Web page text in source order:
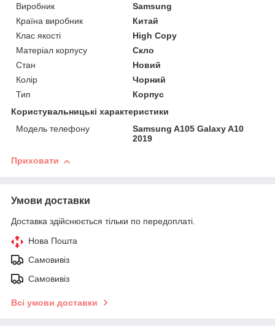
Виробник
Samsung
Країна виробник
Китай
Клас якості
High Copy
Матеріал корпусу
Скло
Стан
Новий
Колір
Чорний
Тип
Корпус
Користувальницькі характеристики
Модель телефону
Samsung A105 Galaxy A10
2019
Приховати
Умови доставки
Доставка здійснюється тільки по передоплаті.
Нова Пошта
Самовивіз
Самовивіз
Всі умови доставки